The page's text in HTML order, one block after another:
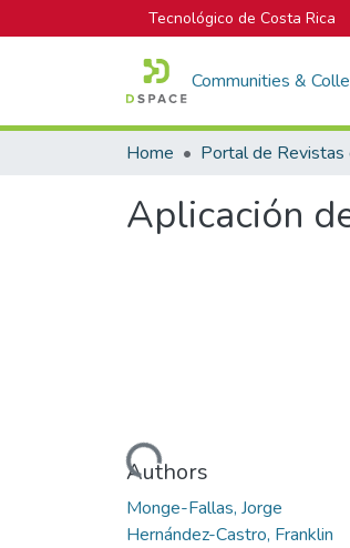
Tecnológico de Costa Rica
Communities &
Home
Aplicación
Loading...
Authors
Monge-Fallas, Jorge
Hernández-Castro, Franklin